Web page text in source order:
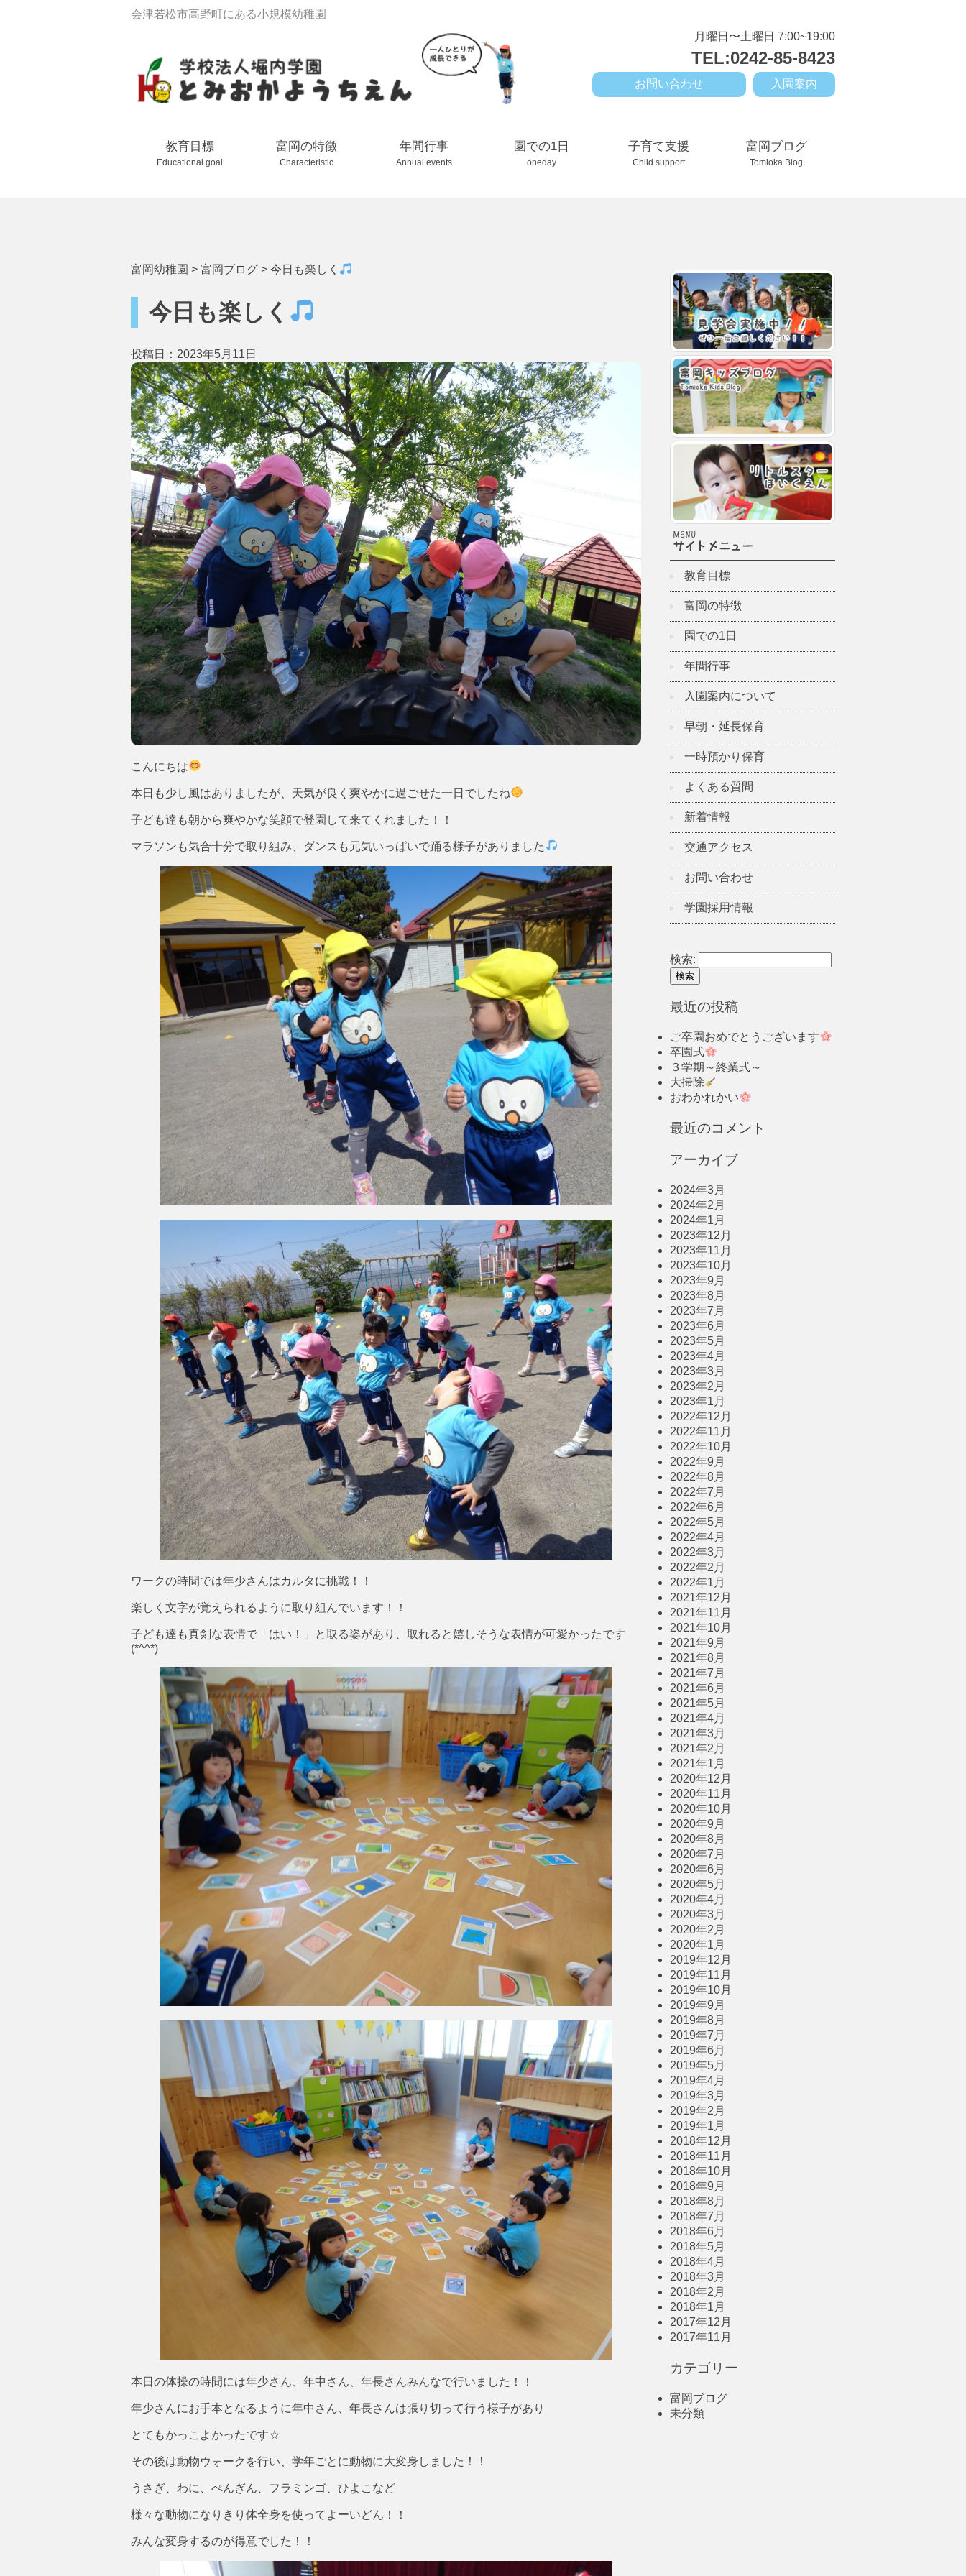
会津若松市高野町にある小規模幼稚園
月曜日〜土曜日 7:00~19:00
TEL:0242-85-8423
入園案内
お問い合わせ
教育目標
Educational goal
富岡の特徴
Characteristic
年間行事
Annual events
園での1日
oneday
子育て支援
Child support
富岡ブログ
Tomioka Blog
富岡幼稚園 > 富岡ブログ > 今日も楽しく
今日も楽しく
投稿日：2023年5月11日
こんにちは
本日も少し風はありましたが、天気が良く爽やかに過ごせた一日でしたね
子ども達も朝から爽やかな笑顔で登園して来てくれました！！
マラソンも気合十分で取り組み、ダンスも元気いっぱいで踊る様子がありました
ワークの時間では年少さんはカルタに挑戦！！
楽しく文字が覚えられるように取り組んでいます！！
子ども達も真剣な表情で「はい！」と取る姿があり、取れると嬉しそうな表情が可愛かったです
(*^^*)
本日の体操の時間には年少さん、年中さん、年長さんみんなで行いました！！
年少さんにお手本となるように年中さん、年長さんは張り切って行う様子があり
とてもかっこよかったです☆
その後は動物ウォークを行い、学年ごとに動物に大変身しました！！
うさぎ、わに、ぺんぎん、フラミンゴ、ひよこなど
様々な動物になりきり体全身を使ってよーいどん！！
みんな変身するのが得意でした！！
教育目標
富岡の特徴
園での1日
年間行事
入園案内について
早朝・延長保育
一時預かり保育
よくある質問
新着情報
交通アクセス
お問い合わせ
学園採用情報
検索:
最近の投稿
ご卒園おめでとうございます
卒園式
３学期～終業式～
大掃除
おわかれかい
最近のコメント
アーカイブ
2024年3月
2024年2月
2024年1月
2023年12月
2023年11月
2023年10月
2023年9月
2023年8月
2023年7月
2023年6月
2023年5月
2023年4月
2023年3月
2023年2月
2023年1月
2022年12月
2022年11月
2022年10月
2022年9月
2022年8月
2022年7月
2022年6月
2022年5月
2022年4月
2022年3月
2022年2月
2022年1月
2021年12月
2021年11月
2021年10月
2021年9月
2021年8月
2021年7月
2021年6月
2021年5月
2021年4月
2021年3月
2021年2月
2021年1月
2020年12月
2020年11月
2020年10月
2020年9月
2020年8月
2020年7月
2020年6月
2020年5月
2020年4月
2020年3月
2020年2月
2020年1月
2019年12月
2019年11月
2019年10月
2019年9月
2019年8月
2019年7月
2019年6月
2019年5月
2019年4月
2019年3月
2019年2月
2019年1月
2018年12月
2018年11月
2018年10月
2018年9月
2018年8月
2018年7月
2018年6月
2018年5月
2018年4月
2018年3月
2018年2月
2018年1月
2017年12月
2017年11月
カテゴリー
富岡ブログ
未分類